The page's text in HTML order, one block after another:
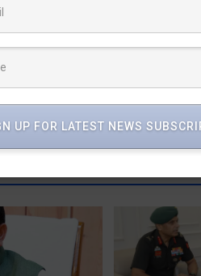
एवं सम्बन्धित विभाग के अधिकारी उपस्थित
UP FOR LATEST NEWS